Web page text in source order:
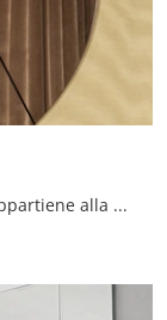
Orologio Enigma di Tonin Casa in vetro: appartiene alla ricca offerta di Complementi moderni del noto e conosciuto brand, sempre di grande valore.